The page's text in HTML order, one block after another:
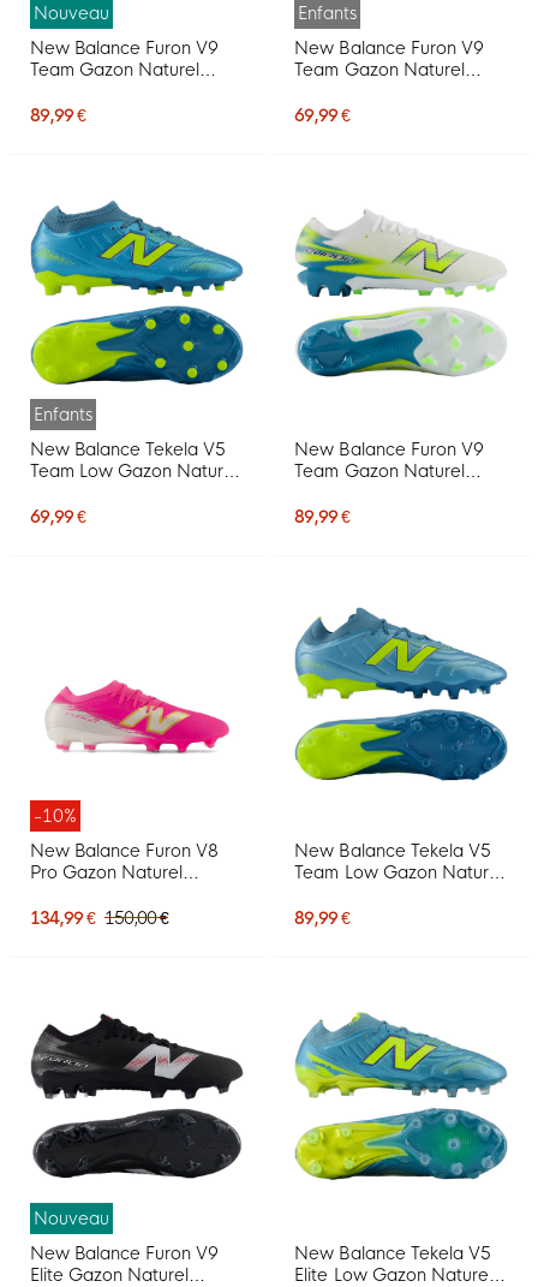
Nouveau
New Balance Furon V9
Team Gazon Naturel
Noir Blanc Rouge
89,99 €
Enfants
New Balance Furon V9
Team Gazon Naturel
Enfants Blanc Jaune Bleu
69,99 €
Enfants
New Balance Tekela V5
Team Low Gazon Naturel
Enfants Bleu Métallique
69,99 €
New Balance Furon V9
Team Gazon Naturel
Blanc Jaune Bleu
89,99 €
-10%
New Balance Furon V8
Pro Gazon Naturel
Rose Vif Blanc Doré
134,99 € 150,00 €
New Balance Tekela V5
Team Low Gazon Naturel
Bleu Métallique Jaune
89,99 €
Nouveau
New Balance Furon V9
Elite Gazon Naturel
New Balance Tekela V5
Elite Low Gazon Naturel